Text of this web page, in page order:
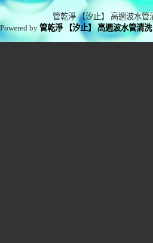
管乾淨 【汐止】 高週波水管
Powered by管乾淨 【汐止】 高週波水管清洗